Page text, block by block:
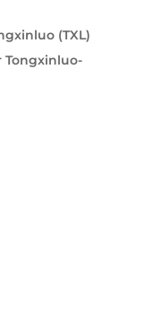
(TXL)